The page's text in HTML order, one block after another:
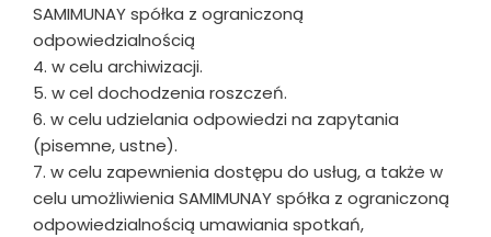
SAMIMUNAY spółka z ograniczoną
odpowiedzialnością
4. w celu archiwizacji.
5. w cel dochodzenia roszczeń.
6. w celu udzielania odpowiedzi na zapytania
(pisemne, ustne).
7. w celu zapewnienia dostępu do usług, a także w
celu umożliwienia SAMIMUNAY spółka z ograniczoną
odpowiedzialnością umawiania spotkań,